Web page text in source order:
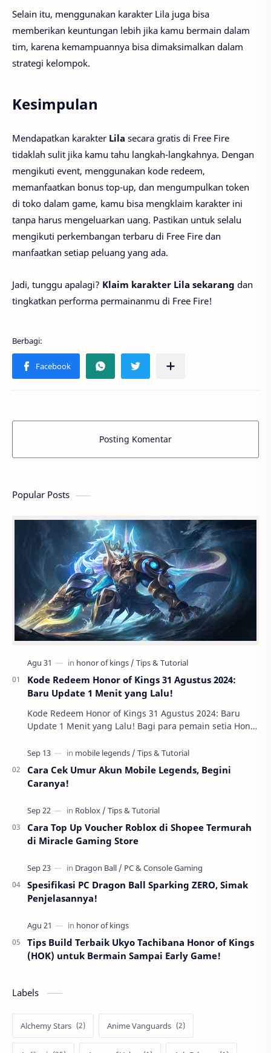
Selain itu, menggunakan karakter Lila juga bisa
memberikan keuntungan lebih jika kamu bermain dalam
tim, karena kemampuannya bisa dimaksimalkan dalam
strategi kelompok.
Kesimpulan
Mendapatkan karakter Lila secara gratis di Free Fire
tidaklah sulit jika kamu tahu langkah-langkahnya. Dengan
mengikuti event, menggunakan kode redeem,
memanfaatkan bonus top-up, dan mengumpulkan token
di toko dalam game, kamu bisa mengklaim karakter ini
tanpa harus mengeluarkan uang. Pastikan untuk selalu
mengikuti perkembangan terbaru di Free Fire dan
manfaatkan setiap peluang yang ada.
Jadi, tunggu apalagi? Klaim karakter Lila sekarang dan
tingkatkan performa permainanmu di Free Fire!
Posting Komentar
Popular Posts
Kode Redeem Honor of Kings 31 Agustus 2024:
Baru Update 1 Menit yang Lalu!
Kode Redeem Honor of Kings 31 Agustus 2024: Baru
Update 1 Menit yang Lalu! Bagi para pemain setia Honor
Cara Cek Umur Akun Mobile Legends, Begini
Caranya!
Cara Top Up Voucher Roblox di Shopee Termurah
di Miracle Gaming Store
Spesifikasi PC Dragon Ball Sparking ZERO, Simak
Penjelasannya!
Tips Build Terbaik Ukyo Tachibana Honor of Kings
(HOK) untuk Bermain Sampai Early Game!
Labels
Alchemy Stars Anime Vanguards